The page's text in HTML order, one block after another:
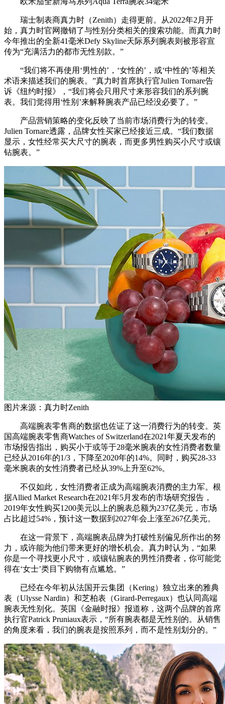
瑞士制表商真力时（Zenith）走得更前。从2022年2月开
始，真力时官网撤销了与性别分类相关的搜索功能。而真力时
今年推出的全新41毫米Defy Skyline天际系列腕表则被形容宣
传为“充满活力的都市无性别款。”
“我们将不再使用‘男性的’，‘女性的’，或‘中性的’等相关
术语来描述我们的腕表。”真力时首席执行官Julien Tornare告
诉《纽约时报》，“我们将会只用尺寸来形容我们的系列腕
表。我们觉得用‘性别’来解释腕表产品已经没必要了。”
产品营销策略的变化反映了当前市场消费行为的转变。
Julien Tornare透露，品牌女性买家已经接近三成。“我们数据
显示，女性经常买大尺寸的腕表，而更多男性购买小尺寸或镶
钻腕表。”
图片来源：真力时Zenith
高端腕表零售商的数据也佐证了这一消费行为的转变。英
国高端腕表零售商Watches of Switzerland在2021年夏天发布的
市场报告指出，购买小于或等于28毫米腕表的女性消费者数量
已经从2016年的1/3，下降至2020年的14%。同时，购买28-33
毫米腕表的女性消费者已经从39%上升至62%。
不仅如此，女性消费者正成为高端腕表消费的主力军。根
据Allied Market Research在2021年5月发布的市场研究报告，
2019年女性购买1200美元以上的腕表总额为237亿美元，市场
占比超过54%，预计这一数据到2027年会上涨至267亿美元。
在这一背景下，高端腕表品牌为打破性别偏见所作出的努
力，或许能为他们带来更好的增长机会。真力时认为，“如果
你是一个寻找更小尺寸，或镶钻腕表的男性消费者，你可能觉
得在‘女士’类目下购物有点尴尬。”
已经在今年初从法国开云集团（Kering）独立出来的雅典
表（Ulysse Nardin）和芝柏表（Girard-Perregaux）也认同高端
腕表无性别化。英国《金融时报》报道称，这两个品牌的首席
执行官Patrick Pruniaux表示，“所有腕表都是无性别的。从销售
的角度来看，我们的腕表是按照系列，而不是性别划分的。”